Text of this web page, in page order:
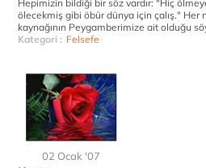
Hepimizin bildiği bir söz vardır: "Hiç
ölecekmiş gibi öbür dünya için çalış." Her
kaynağının Peygamberimize ait olduğu
Kategori : Felsefe
02 Ocak '07